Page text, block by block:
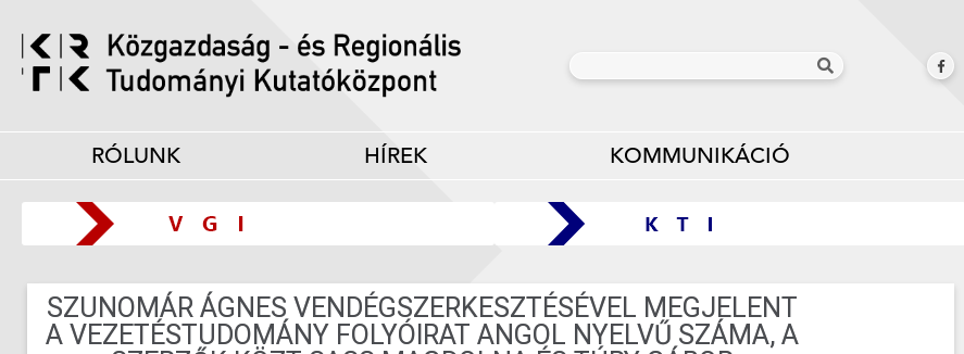
RÓLUNK HÍREK KOMMUNIKÁCIÓ
SZUNOMÁR ÁGNES VENDÉGSZERKESZTÉSÉVEL MEGJELENT
A VEZETÉSTUDOMÁNY FOLYÓIRAT ANGOL NYELVŰ SZÁMA, A